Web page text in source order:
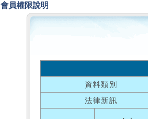
會員權限說明
資料類別
法律新訊